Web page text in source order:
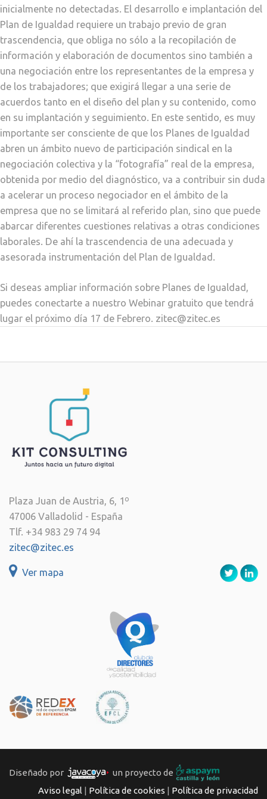
inicialmente no detectadas. El desarrollo e implantación del
Plan de Igualdad requiere un trabajo previo de gran
trascendencia, que obliga no sólo a la recopilación de
información y elaboración de documentos sino también a
una negociación entre los representantes de la empresa y
de los trabajadores; que exigirá llegar a una serie de
acuerdos tanto en el diseño del plan y su contenido, como
en su implantación y seguimiento. En este sentido, es muy
importante ser consciente de que los Planes de Igualdad
abren un ámbito nuevo de participación sindical en la
negociación colectiva y la “fotografía” real de la empresa,
obtenida por medio del diagnóstico, va a contribuir sin duda
a acelerar un proceso negociador en el ámbito de la
empresa que no se limitará al referido plan, sino que puede
abarcar diferentes cuestiones relativas a otras condiciones
laborales. De ahí la trascendencia de una adecuada y
asesorada instrumentación del Plan de Igualdad.
Si deseas ampliar información sobre Planes de Igualdad,
puedes conectarte a nuestro Webinar gratuito que tendrá
lugar el próximo día 17 de Febrero. zitec@zitec.es
Plaza Juan de Austria, 6, 1º
47006 Valladolid - España
Tlf. +34 983 29 74 94
zitec@zitec.es
Ver mapa
Diseñado por
un proyecto de
Aviso legal | Política de cookies | Política de privacidad